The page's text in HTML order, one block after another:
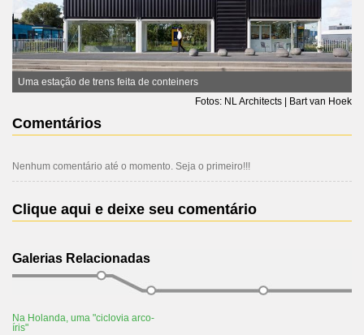
Uma estação de trens feita de conteiners
Fotos: NL Architects | Bart van Hoek
Comentários
Nenhum comentário até o momento. Seja o primeiro!!!
Clique aqui e deixe seu comentário
Galerias Relacionadas
Na Holanda, uma "ciclovia arco-
íris"